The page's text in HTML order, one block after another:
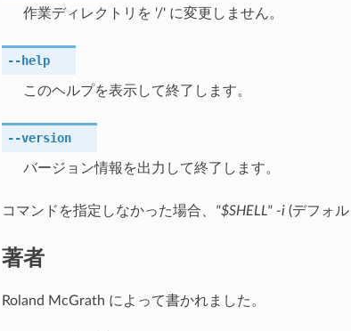
作業ディレクトリを '/' に変更しません。
--help
このヘルプを表示して終了します。
--version
バージョン情報を出力して終了します。
コマンドを指定しなかった場合、 "$SHELL" -i(デフォル
著者
Roland McGrath によって書かれました。